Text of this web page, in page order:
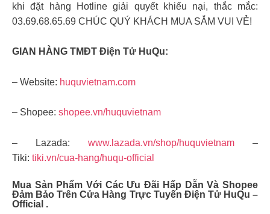
khi đặt hàng Hotline giải quyết khiếu nại, thắc mắc:
03.69.68.65.69 CHÚC QUÝ KHÁCH MUA SẮM VUI VẺ!
GIAN HÀNG TMĐT Điện Tử HuQu:
– Website: huquvietnam.com
– Shopee: shopee.vn/huquvietnam
– Lazada: www.lazada.vn/shop/huquvietnam –
Tiki: tiki.vn/cua-hang/huqu-official
Mua Sản Phẩm Với Các Ưu Đãi Hấp Dẫn Và Shopee
Đảm Bảo Trên Cửa Hàng Trực Tuyến Điện Tử HuQu –
Official .